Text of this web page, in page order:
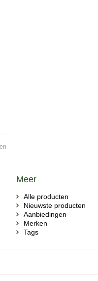
Meer
Alle producten
Nieuwste producten
Aanbiedingen
Merken
Tags